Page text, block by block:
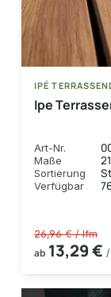
IPÉ
Ipe
Art-Nr.
Maße
Sortierung
Verfügbar
26,96 € / lfm
ab 13,29 €